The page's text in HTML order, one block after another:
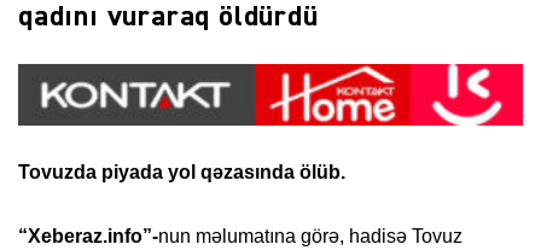
qadını vuraraq öldürdü
Tovuzda piyada yol qəzasında ölüb.
“Xeberaz.info”-nun məlumatına görə, hadisə Tovuz